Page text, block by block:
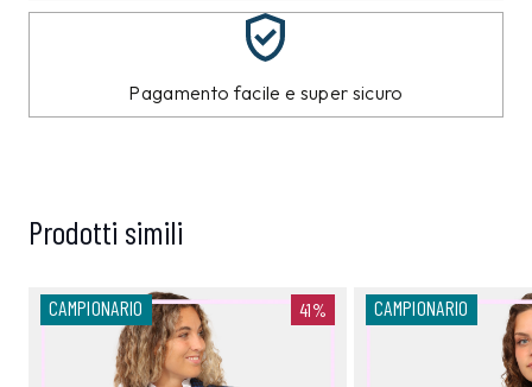
Pagamento facile e super sicuro
Prodotti simili
CAMPIONARIO 41% CAMPIONARIO